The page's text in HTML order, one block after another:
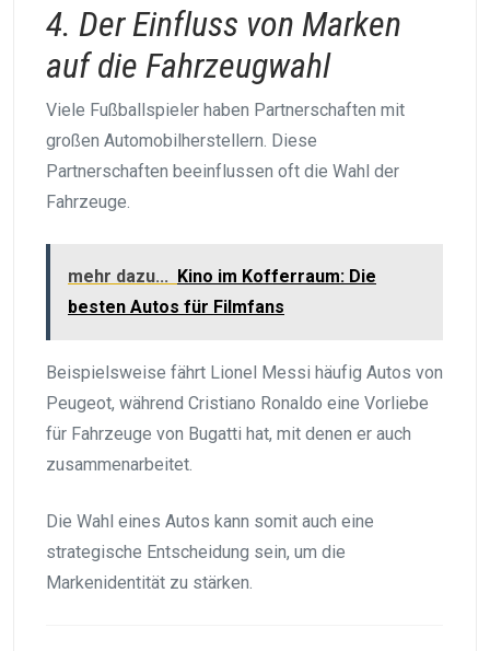
4. Der Einfluss von Marken
auf die Fahrzeugwahl
Viele Fußballspieler haben Partnerschaften mit
großen Automobilherstellern. Diese
Partnerschaften beeinflussen oft die Wahl der
Fahrzeuge.
mehr dazu...
Kino im Kofferraum: Die
besten Autos für Filmfans
Beispielsweise fährt Lionel Messi häufig Autos von
Peugeot, während Cristiano Ronaldo eine Vorliebe
für Fahrzeuge von Bugatti hat, mit denen er auch
zusammenarbeitet.
Die Wahl eines Autos kann somit auch eine
strategische Entscheidung sein, um die
Markenidentität zu stärken.